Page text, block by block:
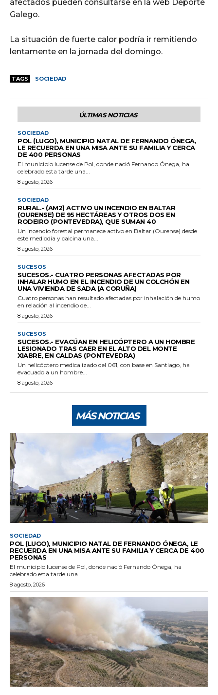
afectados pueden consultarse en la web Deporte
Galego.
La situación de fuerte calor podría ir remitiendo
lentamente en la jornada del domingo.
TAGS SOCIEDAD
ÚLTIMAS NOTICIAS
SOCIEDAD
POL (LUGO), MUNICIPIO NATAL DE FERNANDO ÓNEGA,
LE RECUERDA EN UNA MISA ANTE SU FAMILIA Y CERCA
DE 400 PERSONAS
El municipio lucense de Pol, donde nació Fernando Ónega, ha
celebrado esta tarde una...
8 agosto, 2026
SOCIEDAD
RURAL.- (AM2) ACTIVO UN INCENDIO EN BALTAR
(OURENSE) DE 95 HECTÁREAS Y OTROS DOS EN
RODEIRO (PONTEVEDRA), QUE SUMAN 40
Un incendio forestal permanece activo en Baltar (Ourense) desde
este mediodía y calcina una...
8 agosto, 2026
SUCESOS
SUCESOS.- CUATRO PERSONAS AFECTADAS POR
INHALAR HUMO EN EL INCENDIO DE UN COLCHÓN EN
UNA VIVIENDA DE SADA (A CORUÑA)
Cuatro personas han resultado afectadas por inhalación de humo
en relación al incendio de...
8 agosto, 2026
SUCESOS
SUCESOS.- EVACÚAN EN HELICÓPTERO A UN HOMBRE
LESIONADO TRAS CAER EN EL ALTO DEL MONTE
XIABRE, EN CALDAS (PONTEVEDRA)
Un helicóptero medicalizado del 061, con base en Santiago, ha
evacuado a un hombre...
8 agosto, 2026
MÁS NOTICIAS
SOCIEDAD
POL (LUGO), MUNICIPIO NATAL DE FERNANDO ÓNEGA, LE
RECUERDA EN UNA MISA ANTE SU FAMILIA Y CERCA DE 400
PERSONAS
El municipio lucense de Pol, donde nació Fernando Ónega, ha
celebrado esta tarde una...
8 agosto, 2026